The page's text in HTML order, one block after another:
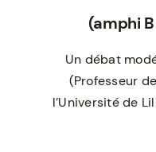
(amphi
Un débat
(Professeur
l’Université de